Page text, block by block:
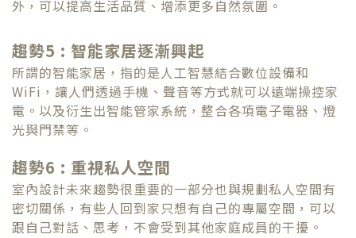
外，可以提高生活品質、增添更多自然氛圍。
趨勢5 : 智能家居逐漸興起
所謂的智能家居，指的是人工智慧結合數位設備和
WiFi，讓人們透過手機、聲音等方式就可以遠端操控家
電。以及衍生出智能管家系統，整合各項電子電器、燈
光與門禁等。
趨勢6 : 重視私人空間
室內設計未來趨勢很重要的一部分也與規劃私人空間有
密切關係，有些人回到家只想有自己的專屬空間，可以
跟自己對話、思考，不會受到其他家庭成員的干擾。